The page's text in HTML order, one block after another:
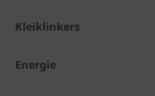
Kleiklinkers
Energie